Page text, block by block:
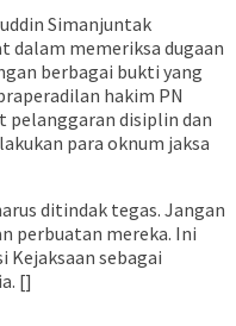
Simanjuntak
dalam memeriksa dugaan
berbagai bukti yang
hakim PN
pelanggaran disiplin dan
para oknum jaksa
ditindak tegas. Jangan
perbuatan mereka. Ini
sebagai
[]